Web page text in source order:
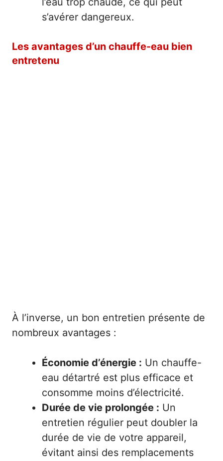
s’avérer dangereux.
Les avantages d’un chauffe-eau bien
entretenu
À l’inverse, un bon entretien présente de
nombreux avantages :
Économie d’énergie : Un chauffe-
eau détartré est plus efficace et
consomme moins d’électricité.
Durée de vie prolongée : Un
entretien régulier peut doubler la
durée de vie de votre appareil,
évitant ainsi des remplacements